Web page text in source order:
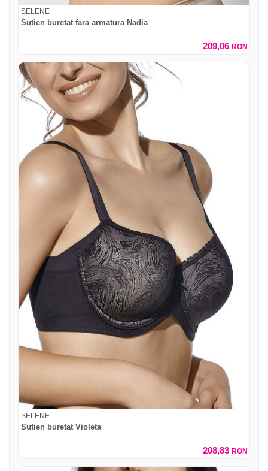
SELENE
Sutien buretat fara armatura Nadia
209,06 RON
SELENE
Sutien buretat Violeta
208,83 RON